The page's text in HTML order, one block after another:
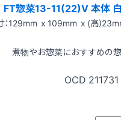
FT惣菜13-11(22)V 本体
：129mm x 109mm x (高
煮物やお惣菜におすすめの惣
OCD 211731